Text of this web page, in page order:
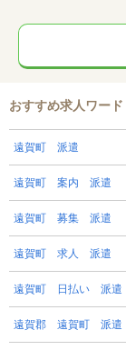
おすすめ求人ワード
遠賀町 派遣
遠賀町 案内 派遣
遠賀町 募集 派遣
遠賀町 求人 派遣
遠賀町 日払い 派遣
遠賀郡 遠賀町 派遣